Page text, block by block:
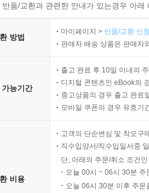
품/교환과 관련한 안내가 있는경우 아
방법
마이페이지 > 반품/교환 신
판매자 배송 상품은 판매자
능기간
출고 완료 후 10일 이내의
디지털 콘텐츠인 eBook의
중고상품의 경우 출고 완료
모바일 쿠폰의 경우 유효기
비용
고객의 단순변심 및 착오구
직수입양서/직수입일서중
단, 아래의 주문/취소 조건
오늘 00시 ~ 06시 30분
오늘 06시 30분 이후 주